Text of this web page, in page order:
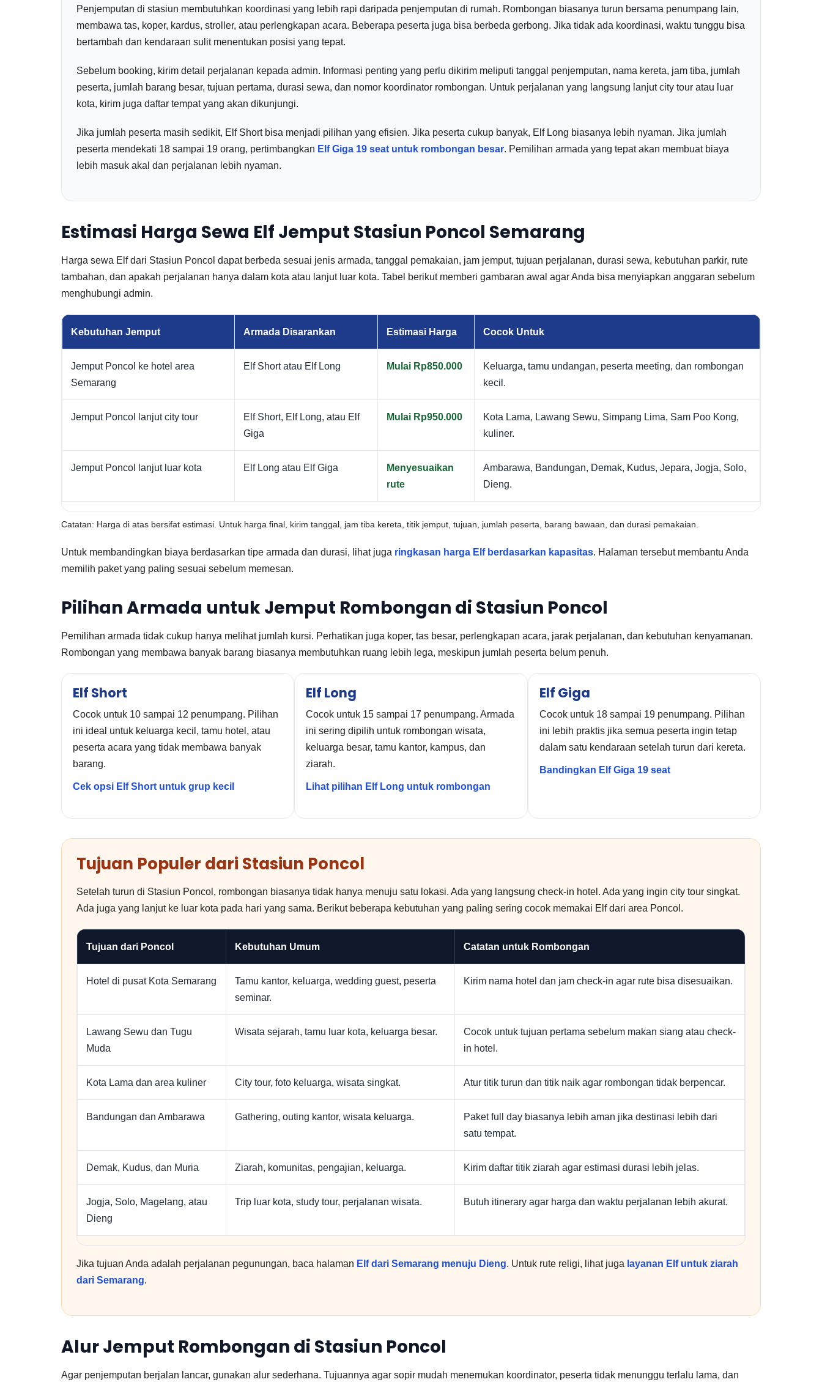
Penjemputan di stasiun membutuhkan koordinasi yang lebih rapi daripada penjemputan di rumah. Rombongan biasanya turun bersama penumpang lain,
membawa tas, koper, kardus, stroller, atau perlengkapan acara. Beberapa peserta juga bisa berbeda gerbong. Jika tidak ada koordinasi, waktu tunggu bisa
bertambah dan kendaraan sulit menentukan posisi yang tepat.
Sebelum booking, kirim detail perjalanan kepada admin. Informasi penting yang perlu dikirim meliputi tanggal penjemputan, nama kereta, jam tiba, jumlah
peserta, jumlah barang besar, tujuan pertama, durasi sewa, dan nomor koordinator rombongan. Untuk perjalanan yang langsung lanjut city tour atau luar
kota, kirim juga daftar tempat yang akan dikunjungi.
Jika jumlah peserta masih sedikit, Elf Short bisa menjadi pilihan yang efisien. Jika peserta cukup banyak, Elf Long biasanya lebih nyaman. Jika jumlah
peserta mendekati 18 sampai 19 orang, pertimbangkan Elf Giga 19 seat untuk rombongan besar. Pemilihan armada yang tepat akan membuat biaya
lebih masuk akal dan perjalanan lebih nyaman.
Estimasi Harga Sewa Elf Jemput Stasiun Poncol Semarang
Harga sewa Elf dari Stasiun Poncol dapat berbeda sesuai jenis armada, tanggal pemakaian, jam jemput, tujuan perjalanan, durasi sewa, kebutuhan parkir, rute
tambahan, dan apakah perjalanan hanya dalam kota atau lanjut luar kota. Tabel berikut memberi gambaran awal agar Anda bisa menyiapkan anggaran sebelum
menghubungi admin.
Kebutuhan Jemput Armada Disarankan Estimasi Harga Cocok Untuk
Jemput Poncol ke hotel area
Semarang
Elf Short atau Elf Long Mulai Rp850.000
Keluarga, tamu undangan, peserta meeting, dan rombongan
kecil.
Jemput Poncol lanjut city tour
Elf Short, Elf Long, atau Elf
Giga
Mulai Rp950.000
Kota Lama, Lawang Sewu, Simpang Lima, Sam Poo Kong,
kuliner.
Jemput Poncol lanjut luar kota Elf Long atau Elf Giga
Menyesuaikan
rute
Ambarawa, Bandungan, Demak, Kudus, Jepara, Jogja, Solo,
Dieng.
Catatan: Harga di atas bersifat estimasi. Untuk harga final, kirim tanggal, jam tiba kereta, titik jemput, tujuan, jumlah peserta, barang bawaan, dan durasi pemakaian.
Untuk membandingkan biaya berdasarkan tipe armada dan durasi, lihat juga ringkasan harga Elf berdasarkan kapasitas. Halaman tersebut membantu Anda
memilih paket yang paling sesuai sebelum memesan.
Pilihan Armada untuk Jemput Rombongan di Stasiun Poncol
Pemilihan armada tidak cukup hanya melihat jumlah kursi. Perhatikan juga koper, tas besar, perlengkapan acara, jarak perjalanan, dan kebutuhan kenyamanan.
Rombongan yang membawa banyak barang biasanya membutuhkan ruang lebih lega, meskipun jumlah peserta belum penuh.
Elf Short
Cocok untuk 10 sampai 12 penumpang. Pilihan
ini ideal untuk keluarga kecil, tamu hotel, atau
peserta acara yang tidak membawa banyak
barang.
Cek opsi Elf Short untuk grup kecil
Elf Long
Cocok untuk 15 sampai 17 penumpang. Armada
ini sering dipilih untuk rombongan wisata,
keluarga besar, tamu kantor, kampus, dan
ziarah.
Lihat pilihan Elf Long untuk rombongan
Elf Giga
Cocok untuk 18 sampai 19 penumpang. Pilihan
ini lebih praktis jika semua peserta ingin tetap
dalam satu kendaraan setelah turun dari kereta.
Bandingkan Elf Giga 19 seat
Tujuan Populer dari Stasiun Poncol
Setelah turun di Stasiun Poncol, rombongan biasanya tidak hanya menuju satu lokasi. Ada yang langsung check-in hotel. Ada yang ingin city tour singkat.
Ada juga yang lanjut ke luar kota pada hari yang sama. Berikut beberapa kebutuhan yang paling sering cocok memakai Elf dari area Poncol.
Tujuan dari Poncol Kebutuhan Umum Catatan untuk Rombongan
Hotel di pusat Kota Semarang
Tamu kantor, keluarga, wedding guest, peserta
seminar.
Kirim nama hotel dan jam check-in agar rute bisa disesuaikan.
Lawang Sewu dan Tugu
Muda
Wisata sejarah, tamu luar kota, keluarga besar.
Cocok untuk tujuan pertama sebelum makan siang atau check-
in hotel.
Kota Lama dan area kuliner City tour, foto keluarga, wisata singkat. Atur titik turun dan titik naik agar rombongan tidak berpencar.
Bandungan dan Ambarawa Gathering, outing kantor, wisata keluarga.
Paket full day biasanya lebih aman jika destinasi lebih dari
satu tempat.
Demak, Kudus, dan Muria Ziarah, komunitas, pengajian, keluarga. Kirim daftar titik ziarah agar estimasi durasi lebih jelas.
Jogja, Solo, Magelang, atau
Dieng
Trip luar kota, study tour, perjalanan wisata. Butuh itinerary agar harga dan waktu perjalanan lebih akurat.
Jika tujuan Anda adalah perjalanan pegunungan, baca halaman Elf dari Semarang menuju Dieng. Untuk rute religi, lihat juga layanan Elf untuk ziarah
dari Semarang.
Alur Jemput Rombongan di Stasiun Poncol
Agar penjemputan berjalan lancar, gunakan alur sederhana. Tujuannya agar sopir mudah menemukan koordinator, peserta tidak menunggu terlalu lama, dan